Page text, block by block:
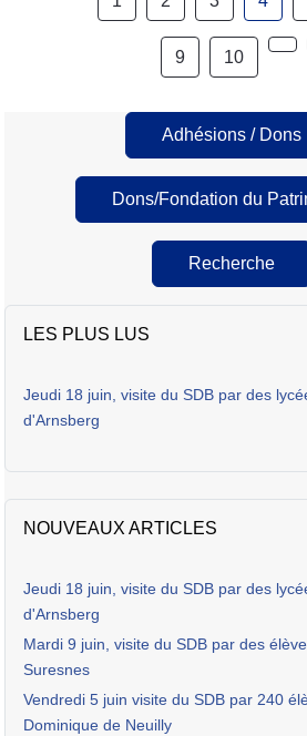
9 10
Adhésions / Dons
Dons/Fondation du
Recherche
LES PLUS LUS
Jeudi 18 juin, visite du SDB par des
d'Arnsberg
NOUVEAUX ARTICLES
Jeudi 18 juin, visite du SDB par des
d'Arnsberg
Mardi 9 juin, visite du SDB par des
Suresnes
Vendredi 5 juin visite du SDB par 240
Dominique de Neuilly